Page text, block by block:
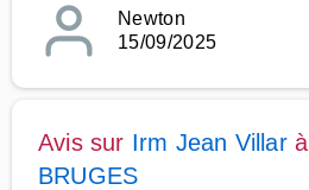
Newton
15/09/2025
Avis sur Irm Jean Villarà
BRUGES